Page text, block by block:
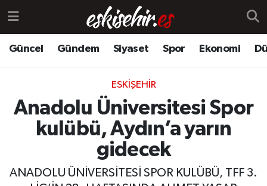
Güncel Gündem Siyaset Spor Ekonomi
ESKIŞEHIR
Anadolu Üniversitesi Spor
kulübü, Aydın’a yarın
gidecek
ANADOLU ÜNİVERSİTESİ SPOR KULÜBÜ, TFF 3.